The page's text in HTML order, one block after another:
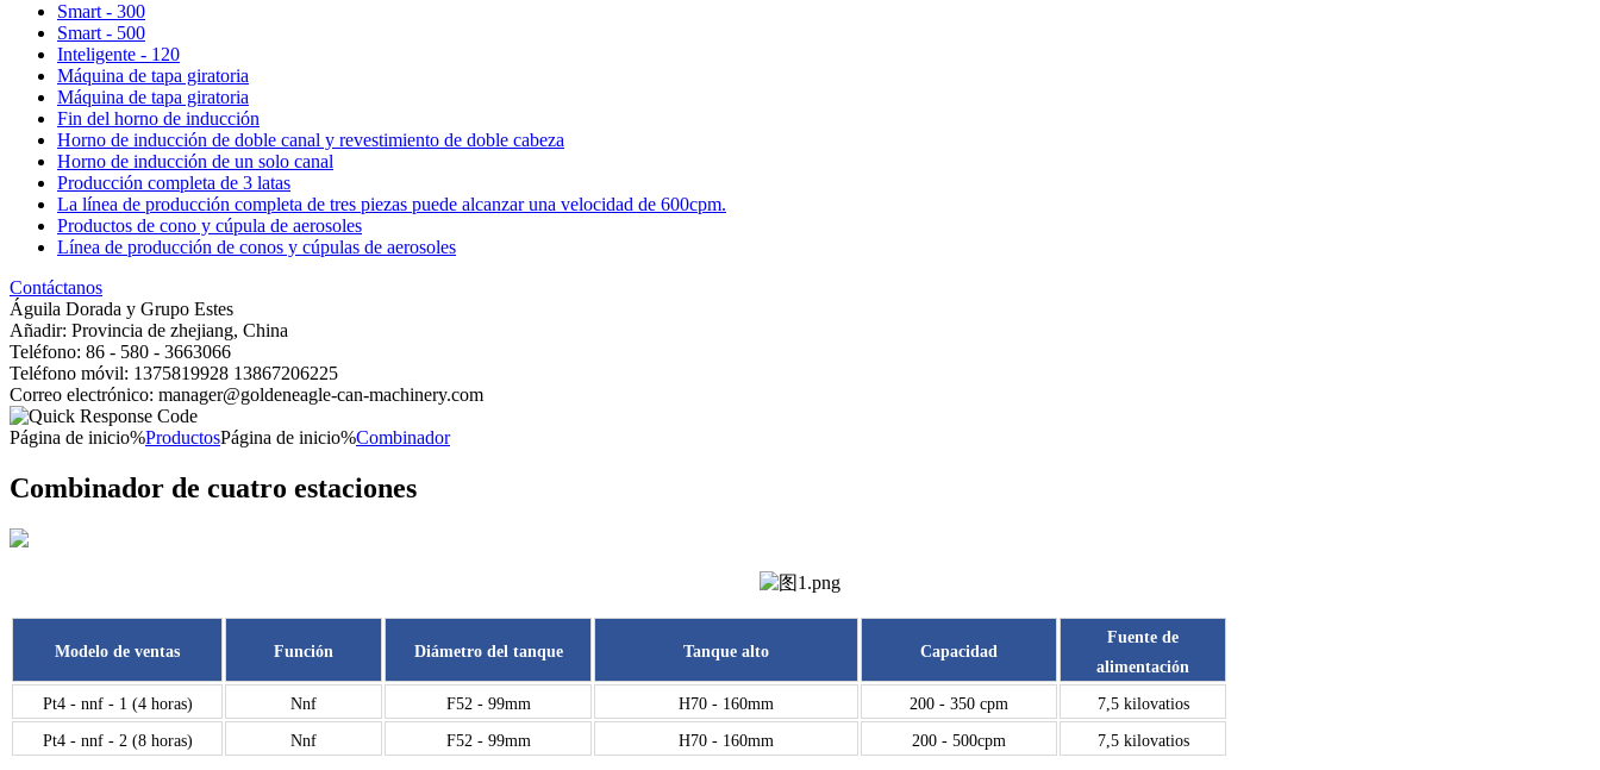
Smart - 300
Smart - 500
Inteligente - 120
Máquina de tapa giratoria
Máquina de tapa giratoria
Fin del horno de inducción
Horno de inducción de doble canal y revestimiento de doble cabeza
Horno de inducción de un solo canal
Producción completa de 3 latas
La línea de producción completa de tres piezas puede alcanzar una velocidad de 600cpm.
Productos de cono y cúpula de aerosoles
Línea de producción de conos y cúpulas de aerosoles
Contáctanos
Águila Dorada y Grupo Estes
Añadir: Provincia de zhejiang, China
Teléfono: 86 - 580 - 3663066
Teléfono móvil: 1375819928 13867206225
Correo electrónico: manager@goldeneagle-can-machinery.com
Página de inicio%ProductosPágina de inicio%Combinador
Combinador de cuatro estaciones
Modelo de ventas Función Diámetro del tanque Tanque alto Capacidad
Fuente de
alimentación
Pt4 - nnf - 1 (4 horas) Nnf F52 - 99mm H70 - 160mm 200 - 350 cpm 7,5 kilovatios
Pt4 - nnf - 2 (8 horas) Nnf F52 - 99mm H70 - 160mm 200 - 500cpm 7,5 kilovatios